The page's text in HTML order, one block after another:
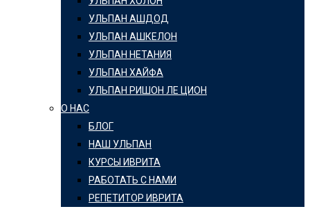
УЛЬПАН АШДОД
УЛЬПАН АШКЕЛОН
УЛЬПАН НЕТАНИЯ
УЛЬПАН ХАЙФА
УЛЬПАН РИШОН ЛЕ ЦИОН
О НАС
БЛОГ
НАШ УЛЬПАН
КУРСЫ ИВРИТА
РАБОТАТЬ С НАМИ
РЕПЕТИТОР ИВРИТА